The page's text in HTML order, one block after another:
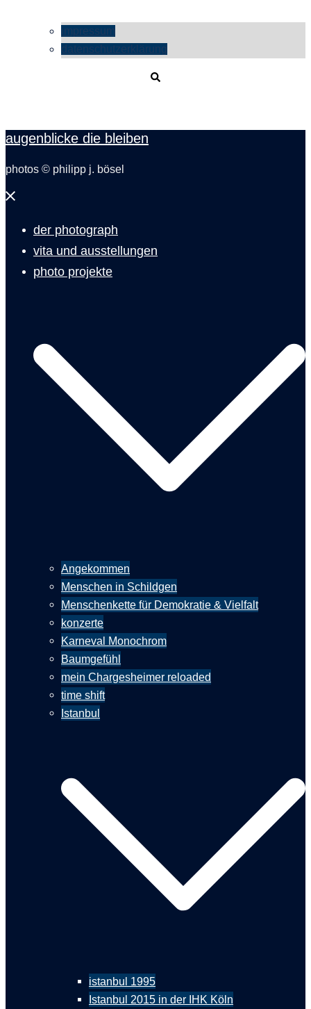
impressum
datenschutzerklärung
augenblicke die bleiben
photos © philipp j. bösel
Menü
der photograph
vita und ausstellungen
photo projekte
Angekommen
Menschen in Schildgen
Menschenkette für Demokratie & Vielfalt
konzerte
Karneval Monochrom
Baumgefühl
mein Chargesheimer reloaded
time shift
Istanbul
istanbul 1995
Istanbul 2015 in der IHK Köln